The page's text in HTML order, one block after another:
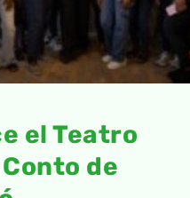
el Teatro
de